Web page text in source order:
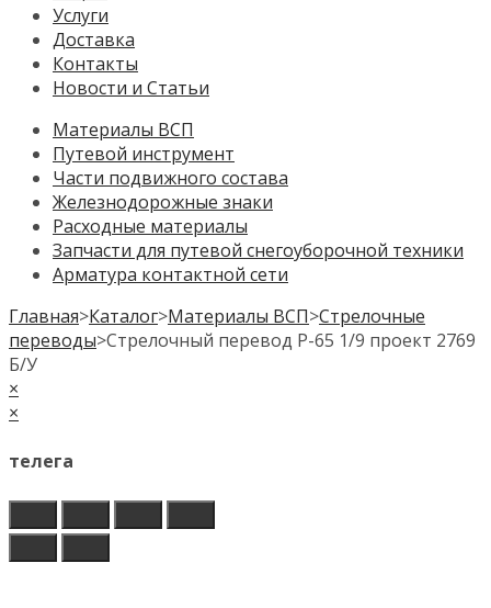
Услуги
Доставка
Контакты
Новости и Статьи
Материалы ВСП
Путевой инструмент
Части подвижного состава
Железнодорожные знаки
Расходные материалы
Запчасти для путевой снегоуборочной техники
Арматура контактной сети
Главная>Каталог>Материалы ВСП>Стрелочные
переводы>Стрелочный перевод Р-65 1/9 проект 2769
Б/У
×
×
телега